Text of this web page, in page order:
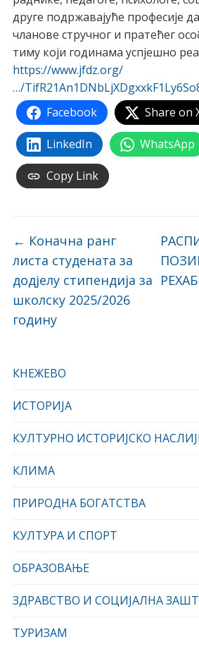
КНЕЖЕВО
ИСТОРИЈА
КУЛТУРНО ИСТОРИЈСКО
КЛИМА
ПРИРОДНА БОГАТСТВА
КУЛТУРА И СПОРТ
ОБРАЗОВАЊЕ
ЗДРАВСТВО И СОЦИЈАЛНА
ТУРИЗАМ
друге подржавајуће професије
чланове стручног и пратећег
тиму који годинама успјешно
https://www.jfdz.org/
…/
Facebook
Share on
LinkedIn WhatsApp
Copy Link
← Коначна ранг
листа студената за
додјелу стипендија за
школску 2025/2026
годину